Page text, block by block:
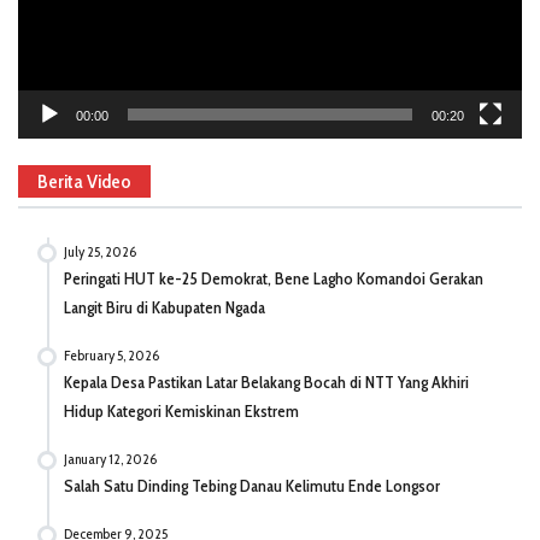
00:00 00:20
Berita Video
July 25, 2026
Peringati HUT ke-25 Demokrat, Bene Lagho Komandoi Gerakan
Langit Biru di Kabupaten Ngada
February 5, 2026
Kepala Desa Pastikan Latar Belakang Bocah di NTT Yang Akhiri
Hidup Kategori Kemiskinan Ekstrem
January 12, 2026
Salah Satu Dinding Tebing Danau Kelimutu Ende Longsor
December 9, 2025